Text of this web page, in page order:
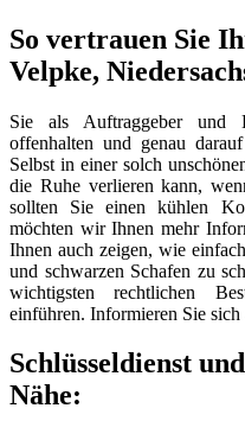
So vertrauen Sie
Velpke,
Sie als Auftraggeber und
offenhalten und genau
Selbst in einer solch
die Ruhe verlieren kann,
sollten Sie einen kühlen
möchten wir Ihnen mehr
Ihnen auch zeigen, wie
und schwarzen Schafen zu
wichtigsten rechtlichen
einführen. Informieren Sie
Schlüsseldienst
Nähe: